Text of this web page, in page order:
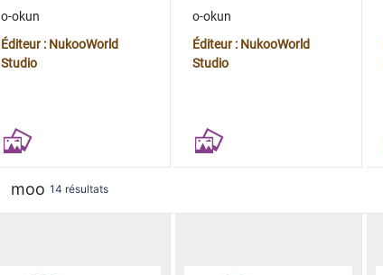
o-okun
Éditeur : NukooWorld
Studio
o-okun
Éditeur : NukooWorld
Studio
moo 14 résultats